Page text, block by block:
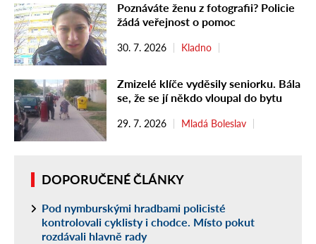
Poznáváte ženu z fotografii? Policie
žádá veřejnost o pomoc
30. 7. 2026 Kladno
Zmizelé klíče vyděsily seniorku. Bála
se, že se jí někdo vloupal do bytu
29. 7. 2026 Mladá Boleslav
DOPORUČENÉ ČLÁNKY
Pod nymburskými hradbami policisté
kontrolovali cyklisty i chodce. Místo pokut
rozdávali hlavně rady